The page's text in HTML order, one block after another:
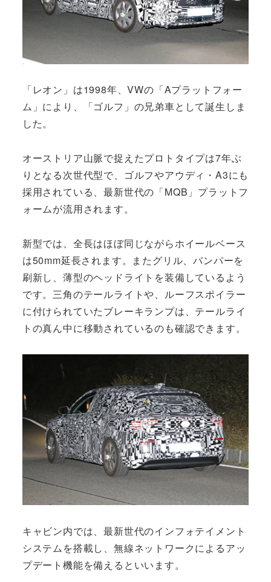
「レオン」は1998年、VWの「Aプラットフォー
ム」により、「ゴルフ」の兄弟車として誕生しま
した。
オーストリア山脈で捉えたプロトタイプは7年ぶ
りとなる次世代型で、ゴルフやアウディ・A3にも
採用されている、最新世代の「MQB」プラットフ
ォームが流用されます。
新型では、全長はほぼ同じながらホイールベース
は50mm延長されます。またグリル、バンパーを
刷新し、薄型のヘッドライトを装備しているよう
です。三角のテールライトや、ルーフスポイラー
に付けられていたブレーキランプは、テールライ
トの真ん中に移動されているのも確認できます。
キャビン内では、最新世代のインフォテイメント
システムを搭載し、無線ネットワークによるアッ
プデート機能を備えるといいます。